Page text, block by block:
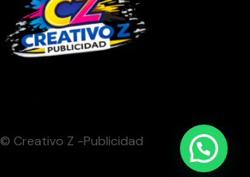
© Creativo Z -Publicidad